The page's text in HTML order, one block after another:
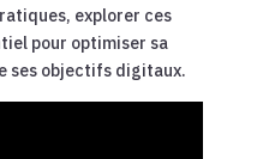
explorer ces
pour optimiser sa
ses objectifs digitaux.